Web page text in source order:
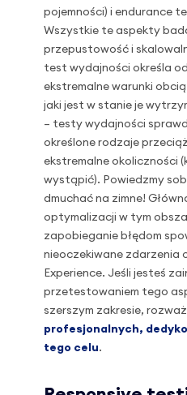
pojemności) i endurance
Wszystkie te aspekty
przepustowość i
test wydajności określa
ekstremalne warunki
jaki jest w stanie je
– testy wydajności
określone rodzaje
ekstremalne okoliczności
wystąpić). Powiedzmy
dmuchać na zimne!
optymalizacji w tym
zapobieganie błędom
nieoczekiwane zdarzenia
Experience. Jeśli jesteś
przetestowaniem tego
szerszym zakresie,
profesjonalnych,
tego celu.